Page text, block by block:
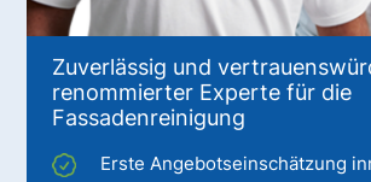
Zuverlässig und
renommierter Experte für die
Fassadenreinigung
Erste Angebotseinschätzung